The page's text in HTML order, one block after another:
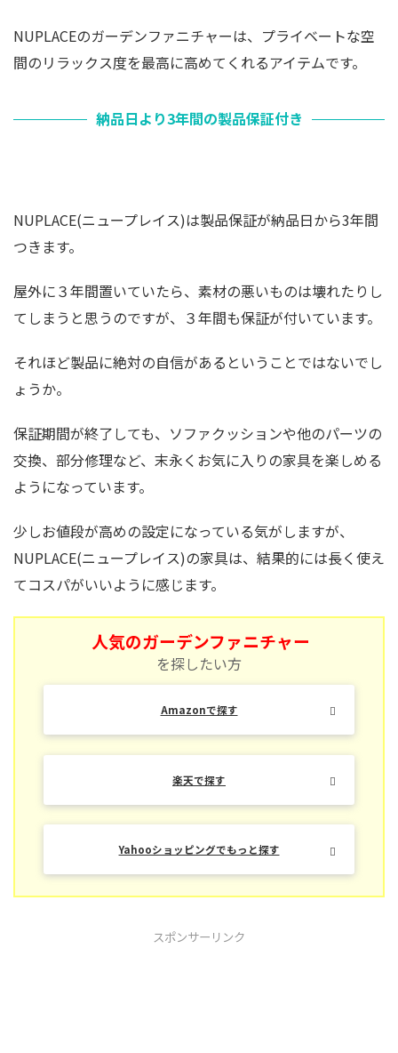
NUPLACEのガーデンファニチャーは、プライベートな空
間のリラックス度を最高に高めてくれるアイテムです。
納品日より3年間の製品保証付き
NUPLACE(ニュープレイス)は製品保証が納品日から3年間
つきます。
屋外に３年間置いていたら、素材の悪いものは壊れたりし
てしまうと思うのですが、３年間も保証が付いています。
それほど製品に絶対の自信があるということではないでし
ょうか。
保証期間が終了しても、ソファクッションや他のパーツの
交換、部分修理など、末永くお気に入りの家具を楽しめる
ようになっています。
少しお値段が高めの設定になっている気がしますが、
NUPLACE(ニュープレイス)の家具は、結果的には長く使え
てコスパがいいように感じます。
人気のガーデンファニチャー
を探したい方
Amazonで探す
楽天で探す
Yahooショッピングでもっと探す
スポンサーリンク